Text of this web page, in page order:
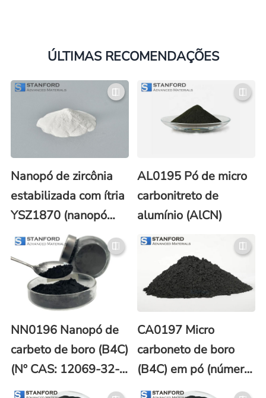
ÚLTIMAS RECOMENDAÇÕES
Nanopó de zircônia
estabilizada com ítria
YSZ1870 (nanopó
YTZP/YSZ)
AL0195 Pó de micro
carbonitreto de
alumínio (AlCN)
NN0196 Nanopó de
carbeto de boro (B4C)
(Nº CAS: 12069-32-
8)
CA0197 Micro
carboneto de boro
(B4C) em pó (número
CAS 12069-32-8)